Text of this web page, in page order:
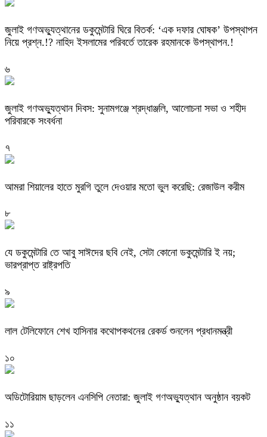
‎জুলাই গণঅভ্যুত্থানের ডকুমেন্টারি ঘিরে বিতর্ক: ‘এক দফার ঘোষক’ উপস্থাপন
নিয়ে প্রশ্ন.!? নাহিদ ইসলামের পরিবর্তে তারেক রহমানকে উপস্থাপন.!
৬
জুলাই গণঅভ্যুত্থান দিবস: সুনামগঞ্জে শ্রদ্ধাঞ্জলি, আলোচনা সভা ও শহীদ
পরিবারকে সংবর্ধনা
৭
‎আমরা শিয়ালের হাতে মুরগি তুলে দেওয়ার মতো ভুল করেছি: রেজাউল করীম
৮
যে ডকুমেন্টারি তে আবু সাঈদের ছবি নেই, সেটা কোনো ডকুমেন্টারি ই নয়;
ভারপ্রাপ্ত রাষ্ট্রপতি
৯
লাল টেলিফোনে শেখ হাসিনার কথোপকথনের রেকর্ড শুনলেন প্রধানমন্ত্রী
১০
অডিটোরিয়াম ছাড়লেন এনসিপি নেতারা: জুলাই গণঅভ্যুত্থান অনুষ্ঠান বয়কট
১১